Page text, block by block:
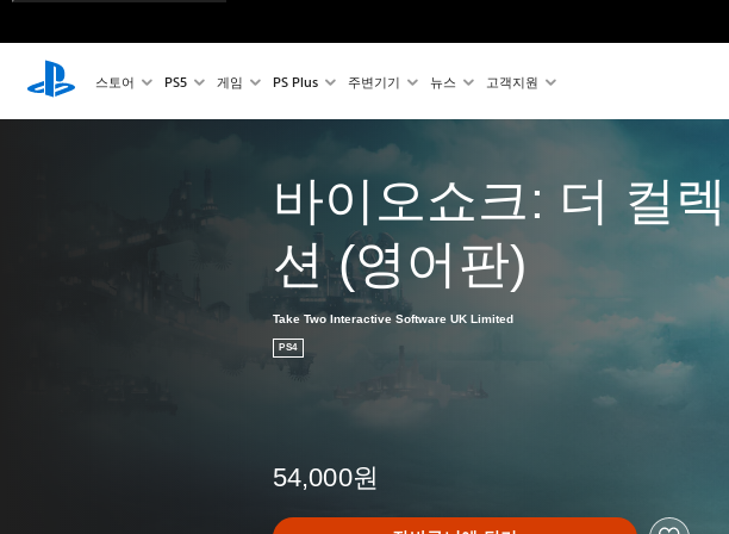
스토어 PS5 게임 PS Plus 주변기기 뉴스 고객지원
바이오쇼크: 더 컬렉
션 (영어판)
Take Two Interactive Software UK Limited
PS4
54,000원